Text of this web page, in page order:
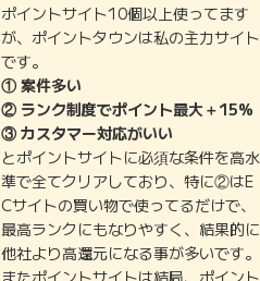
ポイントサイト10個以上使ってます
が、ポイントタウンは私の主力サイト
です。
① 案件多い
② ランク制度でポイント最大＋15%
③ カスタマー対応がいい
とポイントサイトに必須な条件を高水
準で全てクリアしており、特に②はE
Cサイトの買い物で使ってるだけで、
最高ランクにもなりやすく、結果的に
他社より高還元になる事が多いです。
またポイントサイトは結局、ポイント